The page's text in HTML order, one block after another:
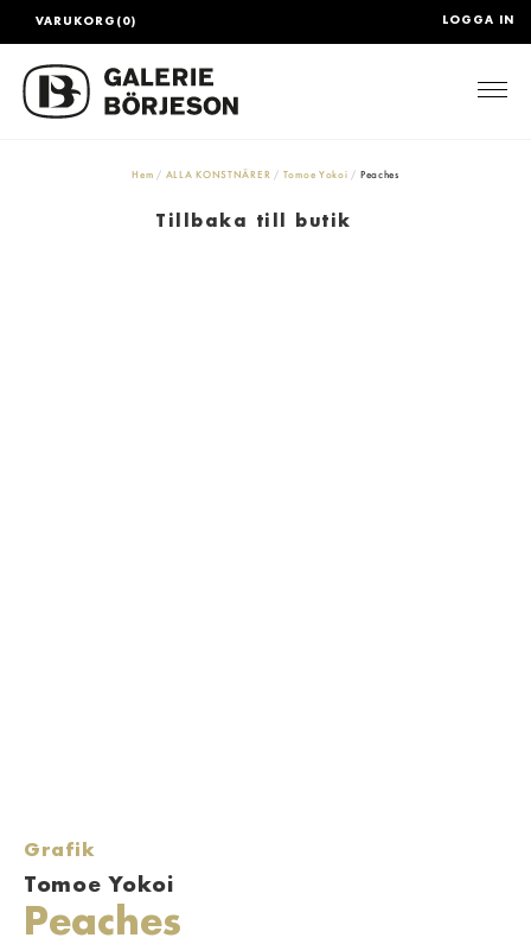
LOGGA IN
VARUKORG(0)
Hem ALLA KONSTNÄRER Tomoe Yokoi Peaches
Tillbaka till butik
Grafik
Tomoe Yokoi
Peaches